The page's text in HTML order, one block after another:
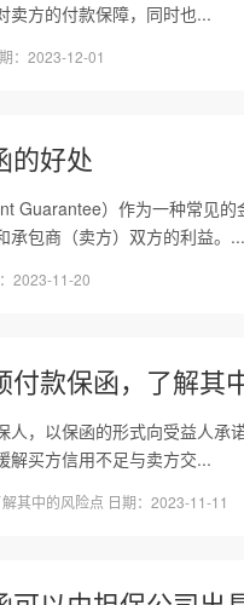
卖方的付款保障，同时也...
：2023-12-01
的好处
Guarantee）作为一种常见
承包商（卖方）双方的利益。...
2023-11-20
付款保函，了解其
人，以保函的形式向受益人
解买方信用不足与卖方交...
其中的风险点 日期：2023-11-11